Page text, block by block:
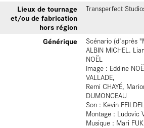
Lieux de tournage
et/ou de fabrication
hors région
Transperfect
Générique
Scénario (d’après
ALBIN MICHEL.
NOËL
Image : Eddine
VALLADE,
Remi CHAYÉ,
DUMONCEAU
Son : Kevin
Montage : Ludovic
Musique : Mari